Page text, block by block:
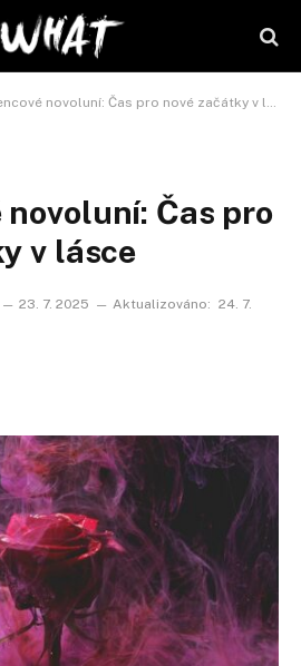
novoluní: Čas pro nové začátky v lásce
novoluní: Čas pro
v lásce
23. 7. 2025 Aktualizováno: 24. 7.